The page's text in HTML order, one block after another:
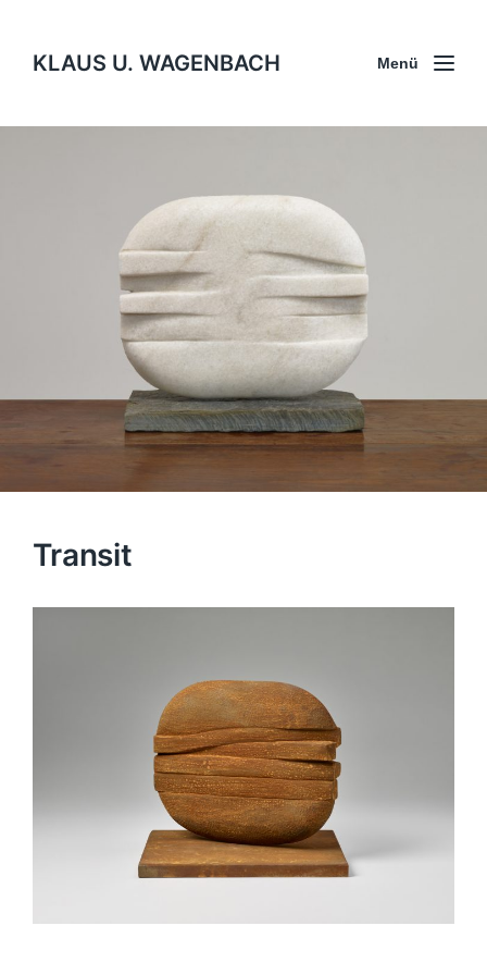
KLAUS U. WAGENBACH Menü
Transit